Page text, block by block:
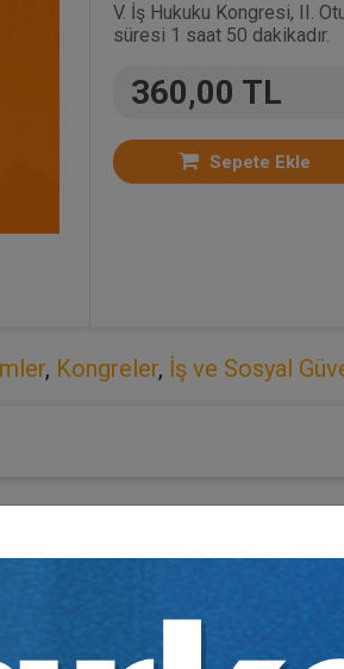
V. İş Hukuku Kongresi, II.
süresi 1 saat 50 dakikadır.
360,00 TL
Sepete Ekle
, Kongreler, İş ve Sosyal